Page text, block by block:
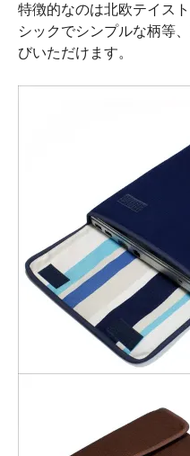
特徴的なのは北欧テイス
シックでシンプルな柄等
びいただけます。